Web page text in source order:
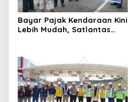
Bayar Pajak Kendaraan Kini
Lebih Mudah, Satlantas
Program Pemutihan